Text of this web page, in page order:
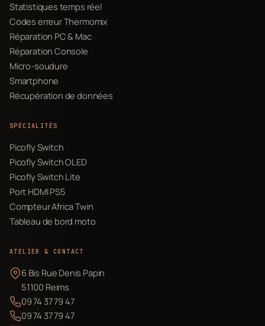
Statistiques temps réel
Codes erreur Thermomix
Réparation PC & Mac
Réparation Console
Micro-soudure
Smartphone
Récupération de données
SPÉCIALITÉS
Picofly Switch
Picofly Switch OLED
Picofly Switch Lite
Port HDMI PS5
Compteur Africa Twin
Tableau de bord moto
ATELIER & CONTACT
6 Bis Rue Denis Papin
51100 Reims
09 74 37 79 47
09 74 37 79 47